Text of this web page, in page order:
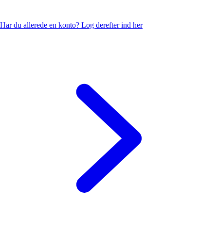
Har du allerede en konto? Log derefter ind her